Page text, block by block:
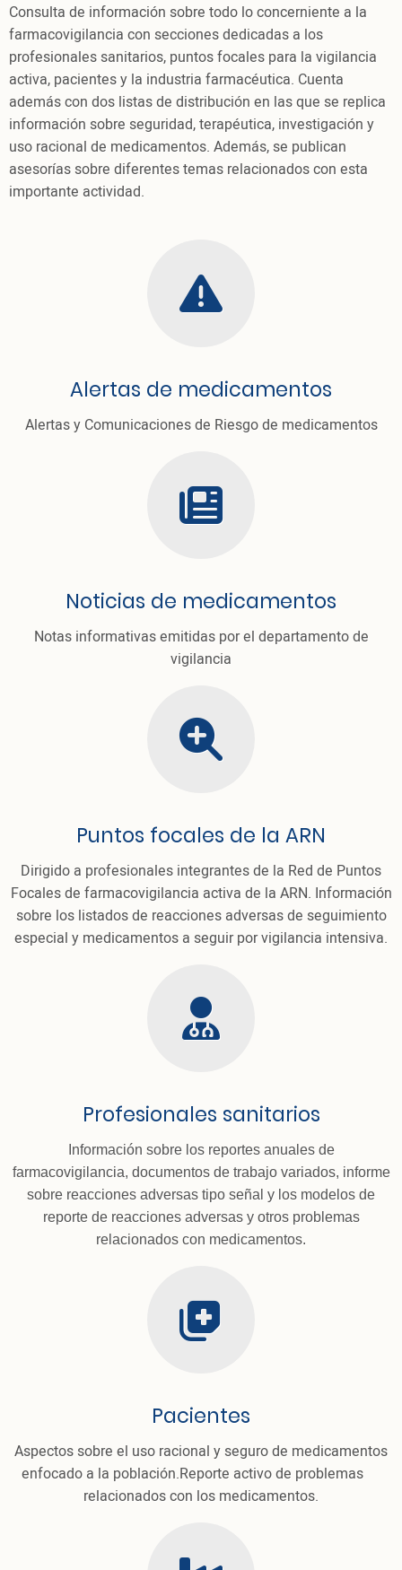
Consulta de información sobre todo lo concerniente a la
farmacovigilancia con secciones dedicadas a los
profesionales sanitarios, puntos focales para la vigilancia
activa, pacientes y la industria farmacéutica. Cuenta
además con dos listas de distribución en las que se replica
información sobre seguridad, terapéutica, investigación y
uso racional de medicamentos. Además, se publican
asesorías sobre diferentes temas relacionados con esta
importante actividad.
Alertas de medicamentos
Alertas y Comunicaciones de Riesgo de medicamentos
Noticias de medicamentos
Notas informativas emitidas por el departamento de
vigilancia
Puntos focales de la ARN
Dirigido a profesionales integrantes de la Red de Puntos
Focales de farmacovigilancia activa de la ARN. Información
sobre los listados de reacciones adversas de seguimiento
especial y medicamentos a seguir por vigilancia intensiva.
Profesionales sanitarios
Información sobre los reportes anuales de
farmacovigilancia, documentos de trabajo variados, informe
sobre reacciones adversas tipo señal y los modelos de
reporte de reacciones adversas y otros problemas
relacionados con medicamentos.
Pacientes
Aspectos sobre el uso racional y seguro de medicamentos
enfocado a la población.Reporte activo de problemas
relacionados con los medicamentos.